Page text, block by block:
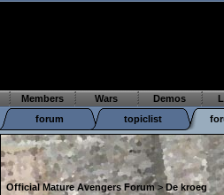
Members Wars Demos
forum topiclist
Official Mature Avengers Forum>De kroeg